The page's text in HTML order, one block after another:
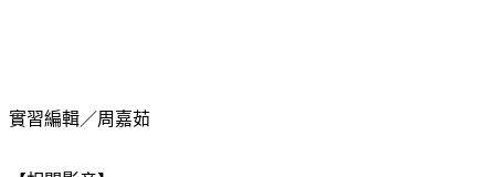
實習編輯／周嘉茹